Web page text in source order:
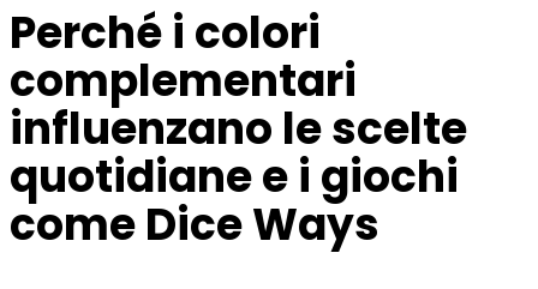
Perché i colori
complementari
influenzano le scelte
quotidiane e i giochi
come Dice Ways